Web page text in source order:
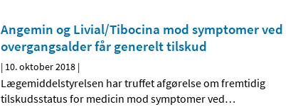
Angemin og Livial/Tibocina mod symptomer ved
overgangsalder får generelt tilskud
| 10. oktober 2018 |
Lægemiddelstyrelsen har truffet afgørelse om fremtidig
tilskudsstatus for medicin mod symptomer ved…